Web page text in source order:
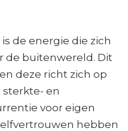
de energie die zich
de buitenwereld. Dit
deze richt zich op
en
voor eigen
hebben